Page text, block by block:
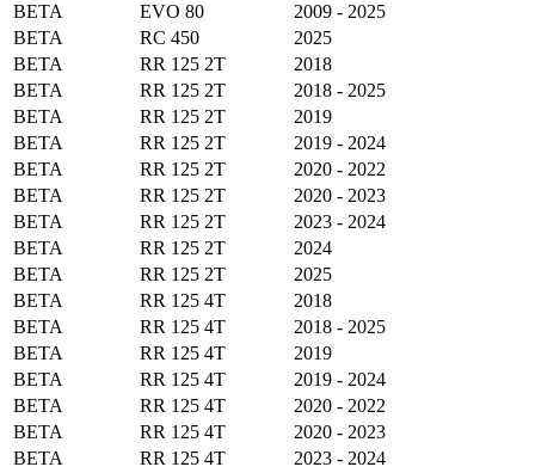
BETA
EVO 80
2009 - 2025
BETA
RC 450
2025
BETA
RR 125 2T
2018
BETA
RR 125 2T
2018 - 2025
BETA
RR 125 2T
2019
BETA
RR 125 2T
2019 - 2024
BETA
RR 125 2T
2020 - 2022
BETA
RR 125 2T
2020 - 2023
BETA
RR 125 2T
2023 - 2024
BETA
RR 125 2T
2024
BETA
RR 125 2T
2025
BETA
RR 125 4T
2018
BETA
RR 125 4T
2018 - 2025
BETA
RR 125 4T
2019
BETA
RR 125 4T
2019 - 2024
BETA
RR 125 4T
2020 - 2022
BETA
RR 125 4T
2020 - 2023
BETA
RR 125 4T
2023 - 2024